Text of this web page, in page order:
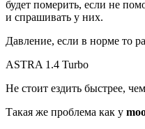
будет померить, если не
и спрашивать у них.
Давление, если в норме то
ASTRA 1.4 Turbo
Не стоит ездить быстрее,
Такая же проблема как у